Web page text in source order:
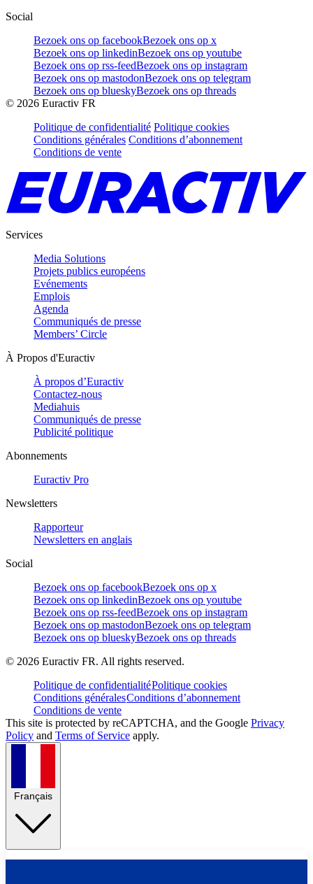
Social
Bezoek ons op facebookBezoek ons op x
Bezoek ons op linkedinBezoek ons op youtube
Bezoek ons op rss-feedBezoek ons op instagram
Bezoek ons op mastodonBezoek ons op telegram
Bezoek ons op blueskyBezoek ons op threads
© 2026 Euractiv FR
Politique de confidentialité Politique cookies
Conditions générales Conditions d’abonnement
Conditions de vente
Services
Media Solutions
Projets publics européens
Evénements
Emplois
Agenda
Communiqués de presse
Members’ Circle
À Propos d'Euractiv
À propos d’Euractiv
Contactez-nous
Mediahuis
Communiqués de presse
Publicité politique
Abonnements
Euractiv Pro
Newsletters
Rapporteur
Newsletters en anglais
Social
Bezoek ons op facebookBezoek ons op x
Bezoek ons op linkedinBezoek ons op youtube
Bezoek ons op rss-feedBezoek ons op instagram
Bezoek ons op mastodonBezoek ons op telegram
Bezoek ons op blueskyBezoek ons op threads
© 2026 Euractiv FR. All rights reserved.
Politique de confidentialitéPolitique cookies
Conditions généralesConditions d’abonnement
Conditions de vente
This site is protected by reCAPTCHA, and the Google Privacy
Policy and Terms of Service apply.
Français